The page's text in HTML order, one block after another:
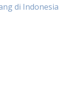
di Indonesia